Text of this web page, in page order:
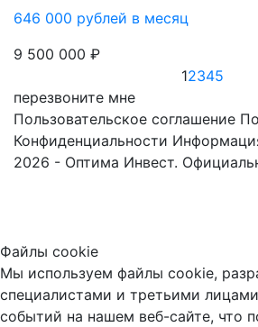
646 000 рублей в месяц
9 500 000 ₽
12345
перезвоните мне
Пользовательское соглашение
Конфиденциальности
2026 - Оптима Инвест.
Файлы cookie
Мы используем файлы cookie,
специалистами и третьими
событий на нашем веб-сайте, что